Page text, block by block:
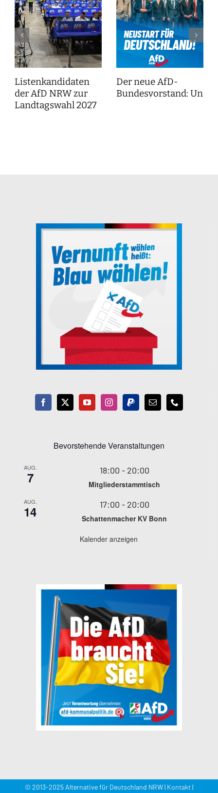
Listenkandidaten
der AfD NRW zur
Landtagswahl 2027
Der neue AfD-
Bundesvorstand:
Bevorstehende Veranstaltungen
AUG.
7 18:00 - 20:00
Mitgliederstammtisch
AUG.
14 17:00 - 20:00
Schattenmacher KV Bonn
Kalender anzeigen
© 2013-2025 Alternative für Deutschland NRW | Kontakt|